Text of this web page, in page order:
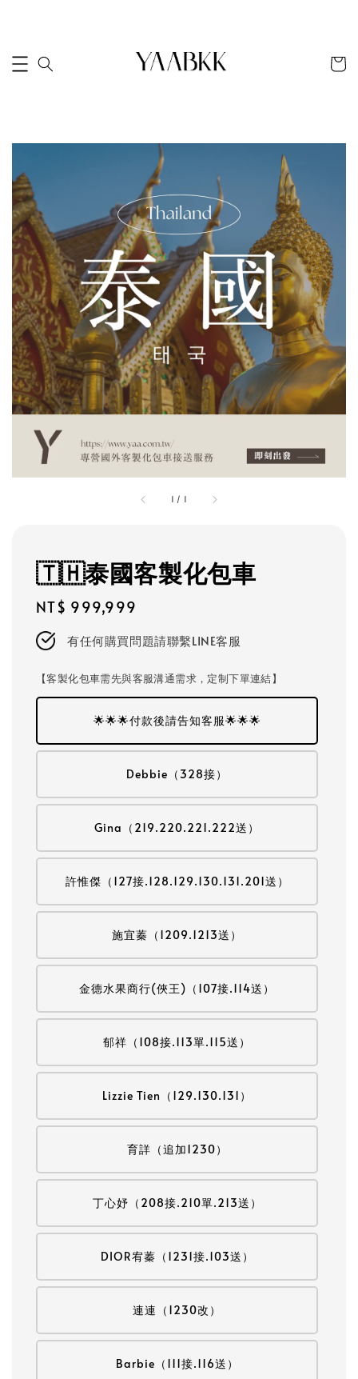
1 / 1
🇹🇭泰國客製化包車
Regular
price
NT$ 999,999
有任何購買問題請聯繫LINE客服
【客製化包車需先與客服溝通需求，定制下單連結】
🌟🌟🌟付款後請告知客服🌟🌟🌟
Debbie（328接）
Gina（219.220.221.222送）
許惟傑（127接.128.129.130.131.201送）
施宜蓁（1209.1213送）
金德水果商行(俠王)（107接.114送）
郁祥（108接.113單.115送）
Lizzie Tien（129.130.131）
育詳（追加1230）
丁心妤（208接.210單.213送）
DIOR宥蓁（1231接.103送）
連連（1230改）
Barbie（111接.116送）